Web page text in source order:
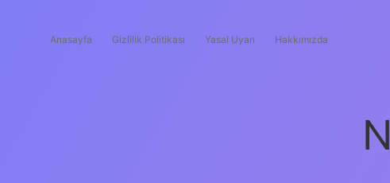
Anasayfa Gizlilik Politikası Yasal Uyarı Hakkımızda